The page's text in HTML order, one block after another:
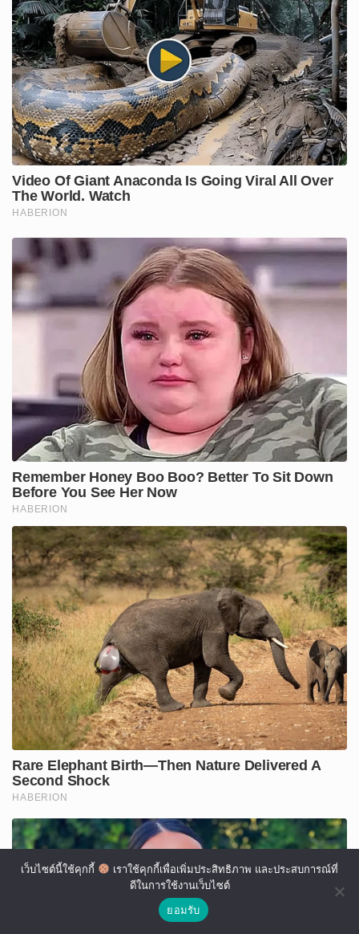
เว็บไซต์นี้ใช้คุกกี้
เราใช้คุกกี้เพื่อเพิ่มประสิทธิภาพ และประสบการณ์ที่
ดีในการใช้งานเว็บไซต์
ยอมรับ